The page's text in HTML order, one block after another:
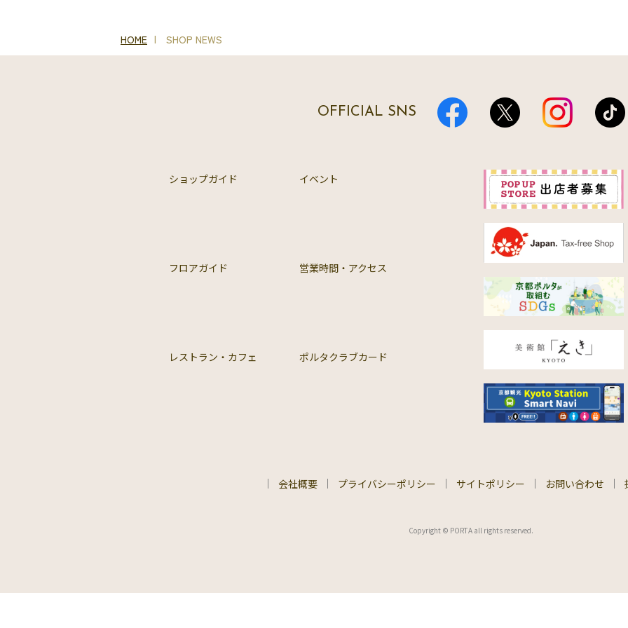
HOME SHOP NEWS
OFFICIAL SNS
ショップガイド イベント
フロアガイド 営業時間・アクセス
レストラン・カフェ ポルタクラブカード
会社概要 プライバシーポリシー サイトポリシー お問い合わせ
Copyright © PORTA all rights reserved.